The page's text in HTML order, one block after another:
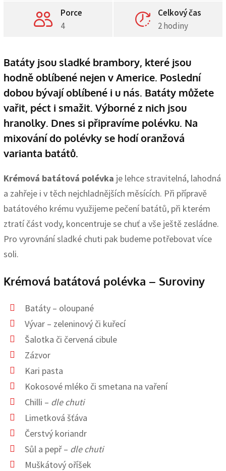
Porce
4
Celkový čas
2 hodiny
Batáty jsou sladké brambory, které jsou
hodně oblíbené nejen v Americe. Poslední
dobou bývají oblíbené i u nás. Batáty můžete
vařit, péct i smažit. Výborné z nich jsou
hranolky. Dnes si připravíme polévku. Na
mixování do polévky se hodí oranžová
varianta batátů.
Krémová batátová polévka je lehce stravitelná, lahodná
a zahřeje i v těch nejchladnějších měsících. Při přípravě
batátového krému využijeme pečení batátů, při kterém
ztratí část vody, koncentruje se chuť a vše ještě zesládne.
Pro vyrovnání sladké chuti pak budeme potřebovat více
soli.
Krémová batátová polévka – Suroviny
Batáty – oloupané
Vývar – zeleninový či kuřecí
Šalotka či červená cibule
Zázvor
Kari pasta
Kokosové mléko či smetana na vaření
Chilli – dle chuti
Limetková šťáva
Čerstvý koriandr
Sůl a pepř – dle chuti
Muškátový oříšek